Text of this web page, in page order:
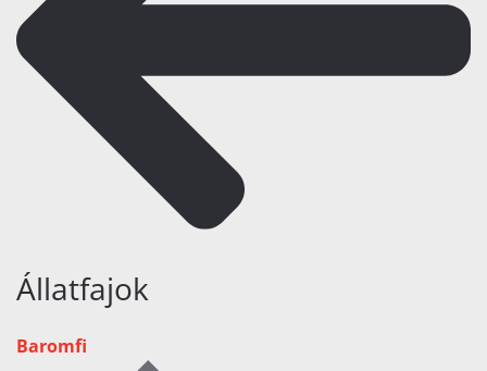
Állatfajok
Baromfi